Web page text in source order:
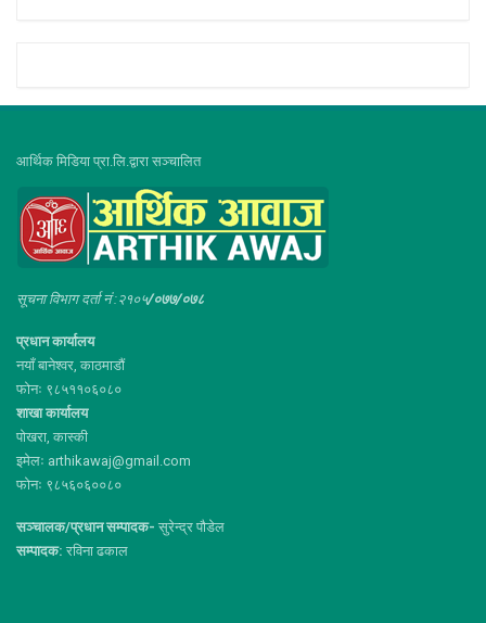
आर्थिक मिडिया प्रा.लि.द्वारा सञ्चालित
सूचना विभाग दर्ता नं :२१०५/०७७/०७८
प्रधान कार्यालय
नयाँ बानेश्वर, काठमाडौं
फोनः ९८५११०६०८०
शाखा कार्यालय
पोखरा, कास्की
इमेलः arthikawaj@gmail.com
फोनः ९८५६०६००८०
सञ्चालक/प्रधान सम्पादक- सुरेन्द्र पौडेल
सम्पादक: रविना ढकाल